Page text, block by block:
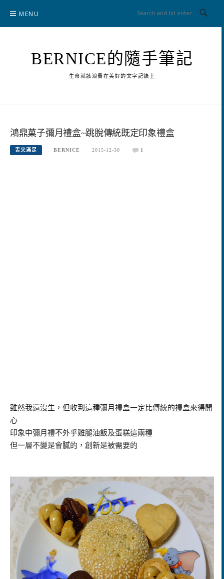
content
MENU
BERNICE的隨手筆記
生命就該浪費在美好的文字記錄上
鴻鼎菓子彌月禮盒~跳脫傳統既定印象禮盒
舌尖滿足 BERNICE 2015-12-30 1
雖然我還沒生，但收到這種彌月禮盒一定比傳統的禮盒來得開
心
印象中彌月禮不外乎雞腿油飯及蛋糕這兩種
但一層不變是會膩的，創新是被需要的